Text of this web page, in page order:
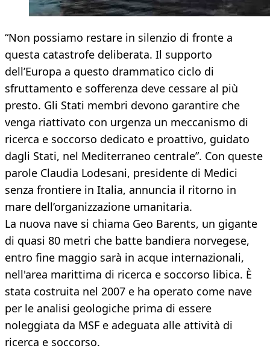
“Non possiamo restare in silenzio di fronte a
questa catastrofe deliberata. Il supporto
dell’Europa a questo drammatico ciclo di
sfruttamento e sofferenza deve cessare al più
presto. Gli Stati membri devono garantire che
venga riattivato con urgenza un meccanismo di
ricerca e soccorso dedicato e proattivo, guidato
dagli Stati, nel Mediterraneo centrale”. Con queste
parole Claudia Lodesani, presidente di Medici
senza frontiere in Italia, annuncia il ritorno in
mare dell’organizzazione umanitaria.
La nuova nave si chiama Geo Barents, un gigante
di quasi 80 metri che batte bandiera norvegese,
entro fine maggio sarà in acque internazionali,
nell'area marittima di ricerca e soccorso libica. È
stata costruita nel 2007 e ha operato come nave
per le analisi geologiche prima di essere
noleggiata da MSF e adeguata alle attività di
ricerca e soccorso.